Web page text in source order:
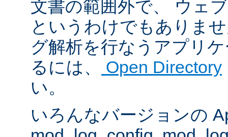
文書の範囲外で、 ウェ
というわけでもありま
グ解析を行なうアプリ
るには、
Open Directory
い。
いろんなバージョンの